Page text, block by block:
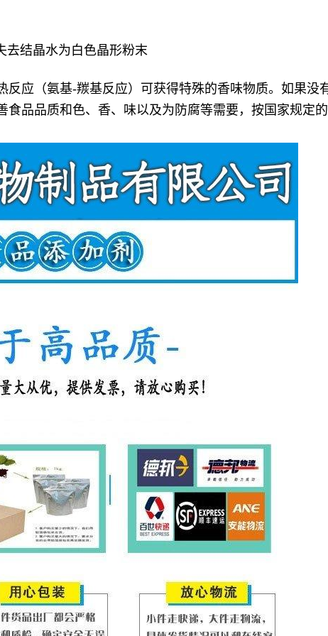
结晶水为白色晶形粉末
反应（氨基-羰基反应）可获得特殊的香味物质。如果
食品品质和色、香、味以及为防腐等需要，按国家规定